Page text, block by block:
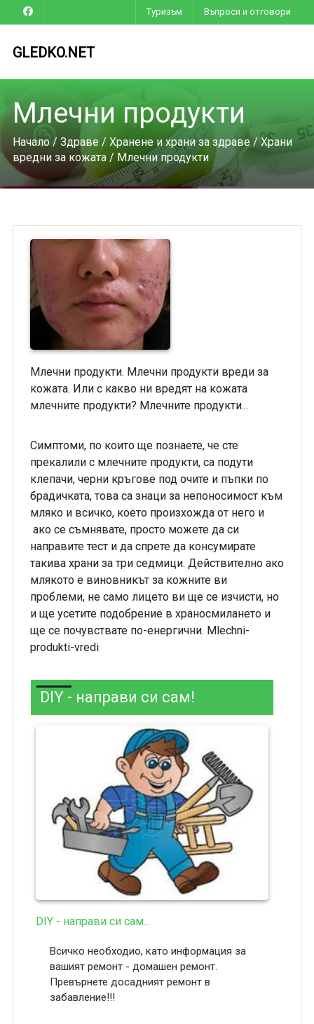
Туризъм Въпроси и отговори
GLEDKO.NET
Млечни продукти
Начало/ Здраве/ Хранене и храни за здраве/Храни
вредни за кожата/ Млечни продукти
Млечни продукти. Млечни продукти вреди за
кожата. Или с какво ни вредят на кожата
млечните продукти? Млечните продукти...
Симптоми, по които ще познаете, че сте
прекалили с млeчните продукти, са подути
клепачи, черни кръгове под очите и пъпки по
брадичката, това са знаци за непоносимост към
мляко и всичко, което произхожда от него и
ако се съмнявате, просто можете да си
направите тест и да спрете да консумирате
такива храни за три седмици. Действително ако
млякото е виновникът за кожните ви
проблеми, не само лицето ви ще се изчисти, но
и ще усетите подобрение в храносмилането и
ще се почувствате по-енергични. Mlechni-
produkti-vredi
DIY - направи си сам!
DIY - направи си сам...
Всичко необходио, като информация за
вашият ремонт - домашен ремонт.
Превърнете досадният ремонт в
забавление!!!